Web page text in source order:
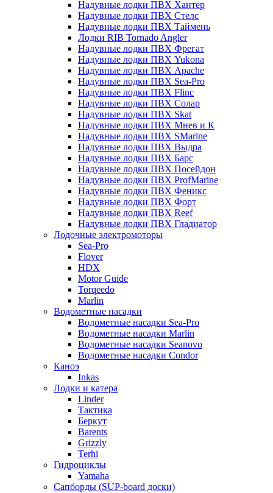
Надувные лодки ПВХ Хантер
Надувные лодки ПВХ Стелс
Надувные лодки ПВХ Таймень
Лодки RIB Tornado Angler
Надувные лодки ПВХ Фрегат
Надувные лодки ПВХ Yukona
Надувные лодки ПВХ Apache
Надувные лодки ПВХ Sea-Pro
Надувные лодки ПВХ Flinc
Надувные лодки ПВХ Солар
Надувные лодки ПВХ Skat
Надувные лодки ПВХ Мнев и К
Надувные лодки ПВХ SMarine
Надувные лодки ПВХ Выдра
Надувные лодки ПВХ Барс
Надувные лодки ПВХ Посейдон
Надувные лодки ПВХ ProfMarine
Надувные лодки ПВХ Феникс
Надувные лодки ПВХ Форт
Надувные лодки ПВХ Reef
Надувные лодки ПВХ Гладиатор
Лодочные электромоторы
Sea-Pro
Flover
HDX
Motor Guide
Torqeedo
Marlin
Водометные насадки
Водометные насадки Sea-Pro
Водометные насадки Marlin
Водометные насадки Seanovo
Водометные насадки Condor
Каноэ
Inkas
Лодки и катера
Linder
Тактика
Беркут
Barents
Grizzly
Terhi
Гидроциклы
Yamaha
Сапборды (SUP-board доски)